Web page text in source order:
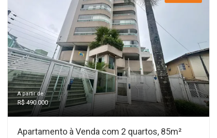
A partir de:
R$ 490.000
Apartamento à Venda com 2 quartos, 85m²